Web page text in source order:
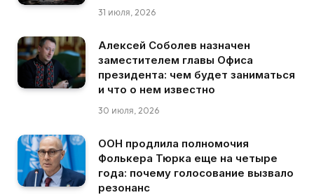
31 июля, 2026
Алексей Соболев назначен
заместителем главы Офиса
президента: чем будет заниматься
и что о нем известно
30 июля, 2026
ООН продлила полномочия
Фолькера Тюрка еще на четыре
года: почему голосование вызвало
резонанс